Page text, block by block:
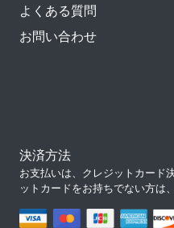
よくある質問
お問い合わせ
決済方法
お支払いは、クレジットカード
ットカードをお持ちでない方は